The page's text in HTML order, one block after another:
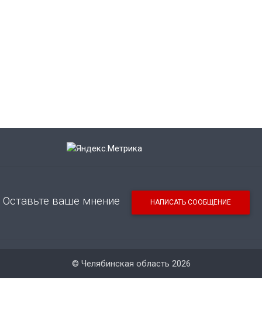
Оставьте ваше мнение НАПИСАТЬ СООБЩЕНИЕ
© Челябинская область 2026